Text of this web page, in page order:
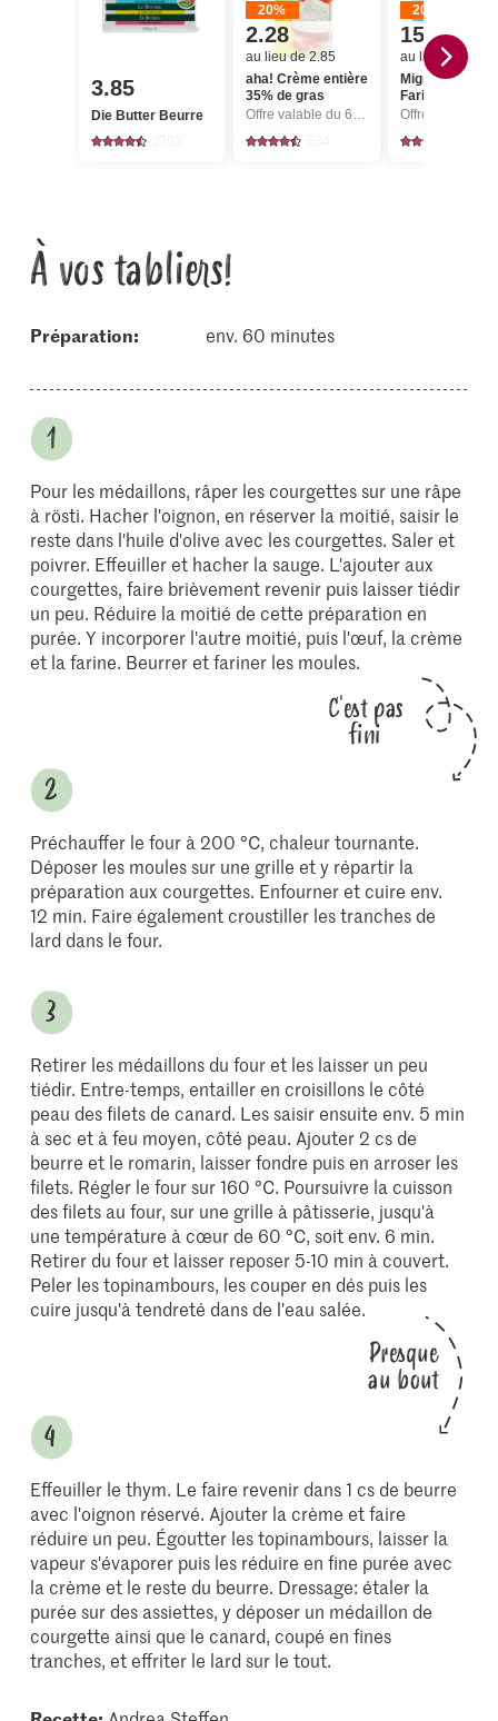
3.85
Die Butter Beurre
20%
2.28
au lieu de 2.85
aha! Crème entière
35% de gras
Offre valable du 6.8 au 12.8.2026, jusqu’à épuisement du stock.
20%
15.20
au lieu de 19.00
Migros IP-
Farine fleur
À vos tabliers!
Préparation: env. 60 minutes
Pour les médaillons, râper les courgettes sur une râpe
à rösti. Hacher l'oignon, en réserver la moitié, saisir le
reste dans l'huile d'olive avec les courgettes. Saler et
poivrer. Effeuiller et hacher la sauge. L'ajouter aux
courgettes, faire brièvement revenir puis laisser tiédir
un peu. Réduire la moitié de cette préparation en
purée. Y incorporer l'autre moitié, puis l'œuf, la crème
et la farine. Beurrer et fariner les moules.
C'est pas
fini
Préchauffer le four à 200 °C, chaleur tournante.
Déposer les moules sur une grille et y répartir la
préparation aux courgettes. Enfourner et cuire env.
12 min. Faire également croustiller les tranches de
lard dans le four.
Retirer les médaillons du four et les laisser un peu
tiédir. Entre-temps, entailler en croisillons le côté
peau des filets de canard. Les saisir ensuite env. 5 min
à sec et à feu moyen, côté peau. Ajouter 2 cs de
beurre et le romarin, laisser fondre puis en arroser les
filets. Régler le four sur 160 °C. Poursuivre la cuisson
des filets au four, sur une grille à pâtisserie, jusqu'à
une température à cœur de 60 °C, soit env. 6 min.
Retirer du four et laisser reposer 5-10 min à couvert.
Peler les topinambours, les couper en dés puis les
cuire jusqu'à tendreté dans de l'eau salée.
Presque
au bout
Effeuiller le thym. Le faire revenir dans 1 cs de beurre
avec l'oignon réservé. Ajouter la crème et faire
réduire un peu. Égoutter les topinambours, laisser la
vapeur s'évaporer puis les réduire en fine purée avec
la crème et le reste du beurre. Dressage: étaler la
purée sur des assiettes, y déposer un médaillon de
courgette ainsi que le canard, coupé en fines
tranches, et effriter le lard sur le tout.